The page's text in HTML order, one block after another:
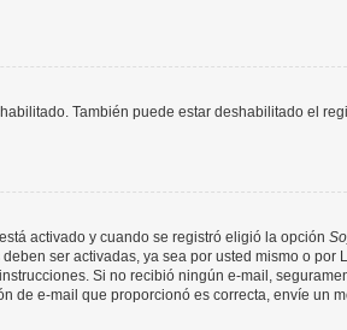
También puede estar deshabilitado el
activado y cuando se registró eligió la opción
ser activadas, ya sea por usted mismo o por
Si no recibió ningún e-mail,
de e-mail que proporcionó es correcta, envíe un